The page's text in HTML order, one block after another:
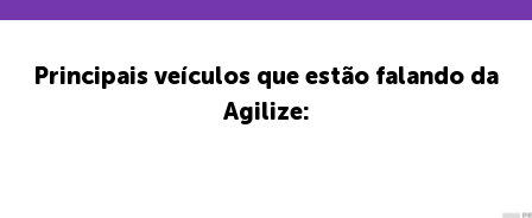
Principais veículos que estão falando da
Agilize: